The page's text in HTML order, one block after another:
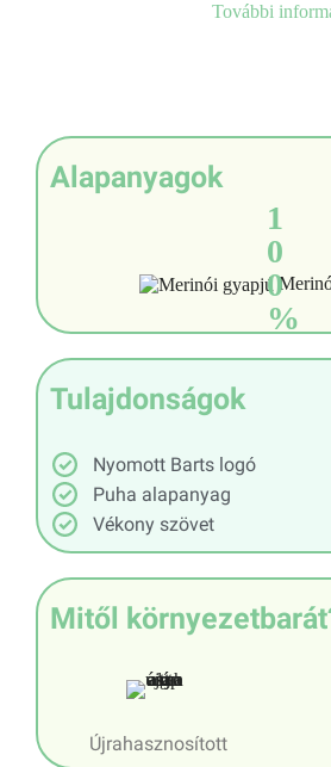
További
Alapanyagok
1
0
0
%
Tulajdonságok
Nyomott Barts logó
Puha alapanyag
Vékony szövet
Mitől
Újrahasznosított